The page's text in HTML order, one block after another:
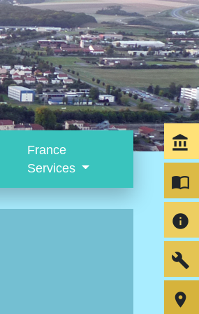
France
Services
account_balance
import_contacts
info
build
room